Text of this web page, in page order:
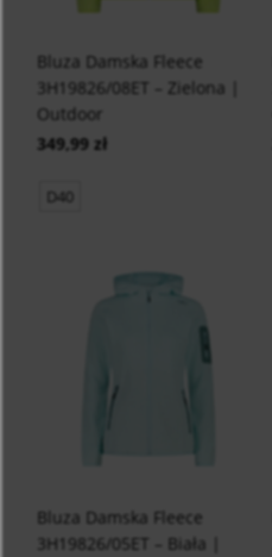
Bluza Damska Fleece
3H19826/08ET – Zielona |
Outdoor
349,99 zł
D40
Bluza Damska Fleece
3H19826/05ET – Biała |